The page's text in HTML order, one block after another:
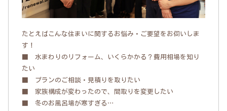
たとえばこんな住まいに関するお悩み・ご要望をお伺いしま
す！
■ 水まわりのリフォーム、いくらかかる？費用相場を知り
たい
■ プランのご相談・見積りを取りたい
■ 家族構成が変わったので、間取りを変更したい
■ 冬のお風呂場が寒すぎる…